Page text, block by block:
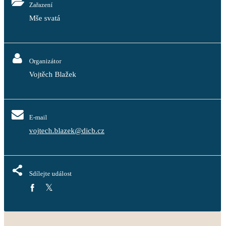
Zařazení
Mše svatá
Organizátor
Vojtěch Blažek
E-mail
vojtech.blazek@dicb.cz
Sdílejte událost